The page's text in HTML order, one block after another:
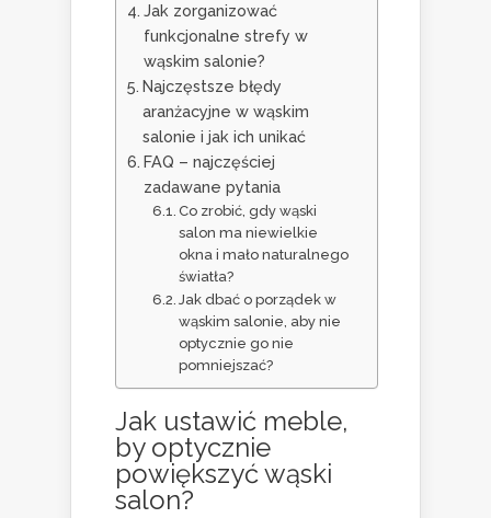
Jak zorganizować
funkcjonalne strefy w
wąskim salonie?
Najczęstsze błędy
aranżacyjne w wąskim
salonie i jak ich unikać
FAQ – najczęściej
zadawane pytania
Co zrobić, gdy wąski
salon ma niewielkie
okna i mało naturalnego
światła?
Jak dbać o porządek w
wąskim salonie, aby nie
optycznie go nie
pomniejszać?
Jak ustawić meble,
by optycznie
powiększyć wąski
salon?